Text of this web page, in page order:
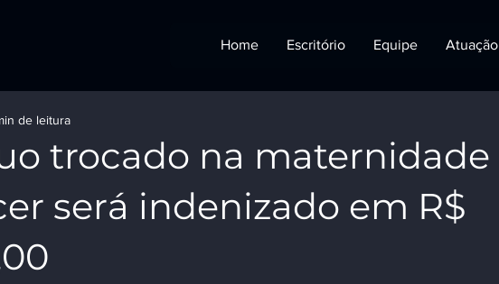
Home Escritório Equipe Atuação
trocado na maternidade
será indenizado em R$
de leitura